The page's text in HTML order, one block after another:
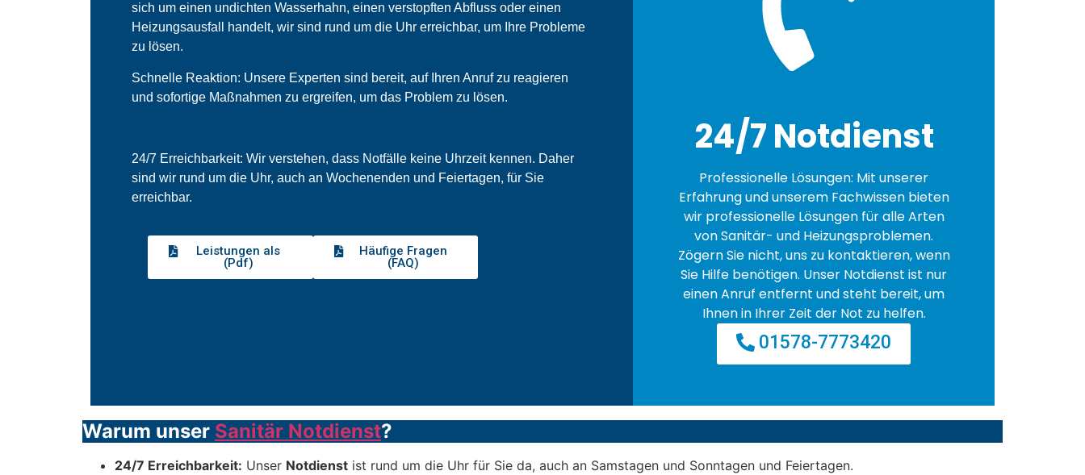
sich um einen undichten Wasserhahn, einen verstopften Abfluss oder einen
Heizungsausfall handelt, wir sind rund um die Uhr erreichbar, um Ihre Probleme
zu lösen.
Schnelle Reaktion: Unsere Experten sind bereit, auf Ihren Anruf zu reagieren
und sofortige Maßnahmen zu ergreifen, um das Problem zu lösen.
24/7 Erreichbarkeit: Wir verstehen, dass Notfälle keine Uhrzeit kennen. Daher
sind wir rund um die Uhr, auch an Wochenenden und Feiertagen, für Sie
erreichbar.
Leistungen als
(Pdf)
Häufige Fragen
(FAQ)
24/7 Notdienst
Professionelle Lösungen: Mit unserer
Erfahrung und unserem Fachwissen bieten
wir professionelle Lösungen für alle Arten
von Sanitär- und Heizungsproblemen.
Zögern Sie nicht, uns zu kontaktieren, wenn
Sie Hilfe benötigen. Unser Notdienst ist nur
einen Anruf entfernt und steht bereit, um
Ihnen in Ihrer Zeit der Not zu helfen.
01578-7773420
Warum unser Sanitär Notdienst?
24/7 Erreichbarkeit: Unser Notdienst ist rund um die Uhr für Sie da, auch an Samstagen und Sonntagen und Feiertagen.